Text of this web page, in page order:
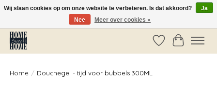
Vóór 14:00 besteld, dezelfde dag verzonden!
Verlanglijst
Home / Douchegel - tijd voor bubbels 300ML
Wij slaan cookies op om onze website te verbeteren. Is dat akkoord?
Ja
Nee
Meer over cookies »